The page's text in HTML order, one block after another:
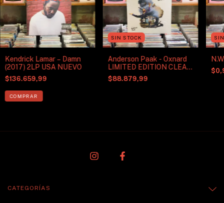
Kendrick Lamar – Damn
(2017) 2LP USA NUEVO
$136.659,99
SIN STOCK
Anderson Paak - Oxnard
LIMITED EDITION CLEAR
2LP VINYL
$88.879,99
CATEGORÍAS